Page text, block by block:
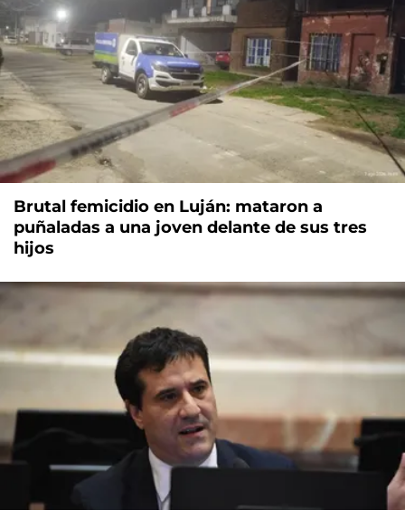
Brutal femicidio en Luján: mataron a
puñaladas a una joven delante de sus tres
hijos